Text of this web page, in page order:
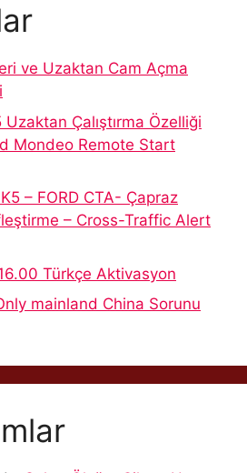
ve Uzaktan Cam Açma
Çalıştırma Özelliği
Mondeo Remote Start
– FORD CTA- Çapraz
– Cross-Traffic Alert
Türkçe Aktivasyon
mainland China Sorunu